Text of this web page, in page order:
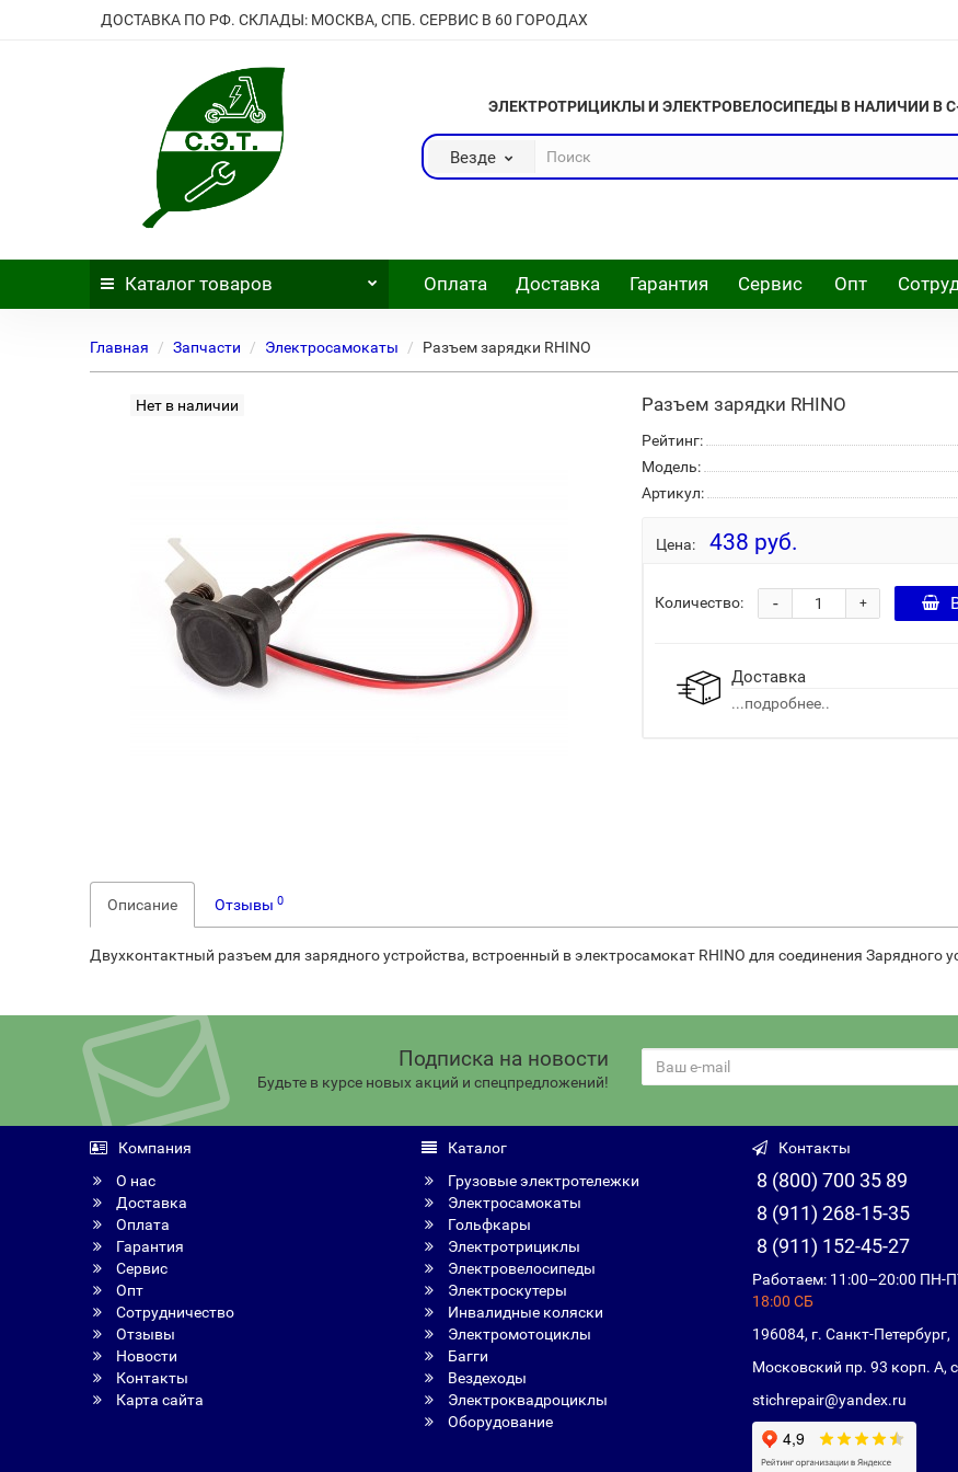
ДОСТАВКА ПО РФ. СКЛАДЫ: МОСКВА, СПБ. СЕРВИС В 60 ГОРОДАХ
ЭЛЕКТРОТРИЦИКЛЫ И ЭЛЕКТРОВЕЛОСИПЕДЫ В НАЛИЧИИ В
Везде
Каталог товаров Оплата Доставка Гарантия Сервис Опт
Главная Запчасти Электросамокаты Разъем зарядки RHINO
Нет в наличии Разъем зарядки RHINO
Рейтинг:
Модель:
Артикул:
Цена: 438 руб.
Количество: +
-
Доставка
...подробнее..
Описание Отзывы0
Двухконтактный разъем для зарядного устройства, встроенный в электросамокат RHINO для соединения Зарядного
Подписка на новости
Будьте в курсе новых акций и спецпредложений!
Компания
О нас
Доставка
Оплата
Гарантия
Сервис
Опт
Сотрудничество
Отзывы
Новости
Контакты
Карта сайта
Каталог
Грузовые электротележки
Электросамокаты
Гольфкары
Электротрициклы
Электровелосипеды
Электроскутеры
Инвалидные коляски
Электромотоциклы
Багги
Вездеходы
Электроквадроциклы
Оборудование
Контакты
8 (800) 700 35 89
8 (911) 268-15-35
8 (911) 152-45-27
Работаем: 11:00–20:00 ПН-
18:00 СБ
196084, г. Санкт-Петербург,
Московский пр. 93 корп. А,
stichrepair@yandex.ru